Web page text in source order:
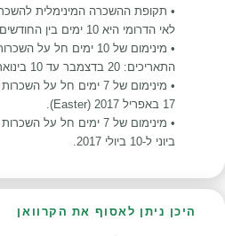
• תקופת ההשכרה המינימלית
לאי הדרומי היא 10 ימים בין החודשים אוקטובר למרץ.
• מינימום של 10 ימים חל
התאריכים: 20 בדצמבר עד 10 בינואר.
17 באפריל 2017 (Easter).
ביוני ל-10 ביולי 2017.
היכן ניתן לאסוף את הקרוואן